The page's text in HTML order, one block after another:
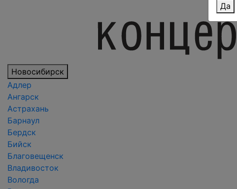
Новосибирск
Адлер
Ангарск
Астрахань
Барнаул
Бердск
Бийск
Благовещенск
Владивосток
Вологда
Да